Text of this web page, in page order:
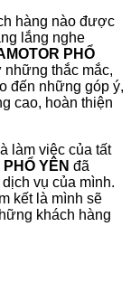
hàng nào được
lắng nghe
PHỔ
những thắc mắc,
đến những góp ý,
cao, hoàn thiện
làm việc của tất
YÊN đã
vụ của mình.
kết là mình sẽ
khách hàng